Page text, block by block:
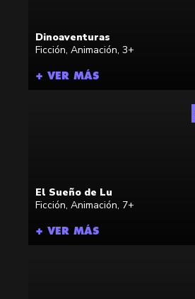
Dinoaventuras
Ficción, Animación, 3+
+ VER MÁS
El Sueño de Lu
Ficción, Animación, 7+
+ VER MÁS